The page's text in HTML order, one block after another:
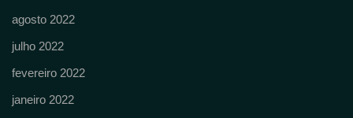
agosto 2022
julho 2022
fevereiro 2022
janeiro 2022